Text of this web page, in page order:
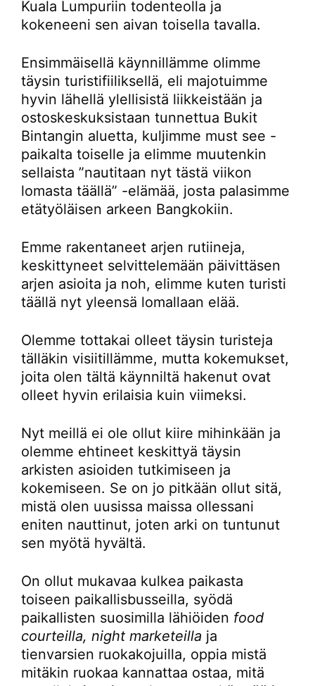
Kuala Lumpuriin todenteolla ja
kokeneeni sen aivan toisella tavalla.
Ensimmäisellä käynnillämme olimme
täysin turistifiiliksellä, eli majotuimme
hyvin lähellä ylellisistä liikkeistään ja
ostoskeskuksistaan tunnettua Bukit
Bintangin aluetta, kuljimme must see -
paikalta toiselle ja elimme muutenkin
sellaista ”nautitaan nyt tästä viikon
lomasta täällä” -elämää, josta palasimme
etätyöläisen arkeen Bangkokiin.
Emme rakentaneet arjen rutiineja,
keskittyneet selvittelemään päivittäsen
arjen asioita ja noh, elimme kuten turisti
täällä nyt yleensä lomallaan elää.
Olemme tottakai olleet täysin turisteja
tälläkin visiitillämme, mutta kokemukset,
joita olen tältä käynniltä hakenut ovat
olleet hyvin erilaisia kuin viimeksi.
Nyt meillä ei ole ollut kiire mihinkään ja
olemme ehtineet keskittyä täysin
arkisten asioiden tutkimiseen ja
kokemiseen. Se on jo pitkään ollut sitä,
mistä olen uusissa maissa ollessani
eniten nauttinut, joten arki on tuntunut
sen myötä hyvältä.
On ollut mukavaa kulkea paikasta
toiseen paikallisbusseilla, syödä
paikallisten suosimilla lähiöiden food
courteilla, night marketeilla ja
tienvarsien ruokakojuilla, oppia mistä
mitäkin ruokaa kannattaa ostaa, mitä